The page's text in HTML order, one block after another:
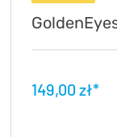
34,90
149,00 zł*